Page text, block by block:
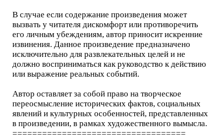
В случае если содержание произведения может
вызвать у читателя дискомфорт или противоречить
его личным убеждениям, автор приносит искренние
извинения. Данное произведение предназначено
исключительно для развлекательных целей и не
должно восприниматься как руководство к действию
или выражение реальных событий.
Автор оставляет за собой право на творческое
переосмысление исторических фактов, социальных
явлений и культурных особенностей, представленных
в произведении, в рамках художественного вымысла.
===================================